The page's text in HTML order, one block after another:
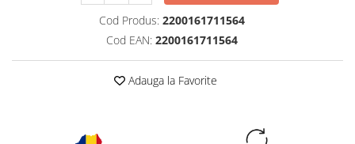
Cod Produs: 2200161711564
Cod EAN: 2200161711564
Adauga la Favorite